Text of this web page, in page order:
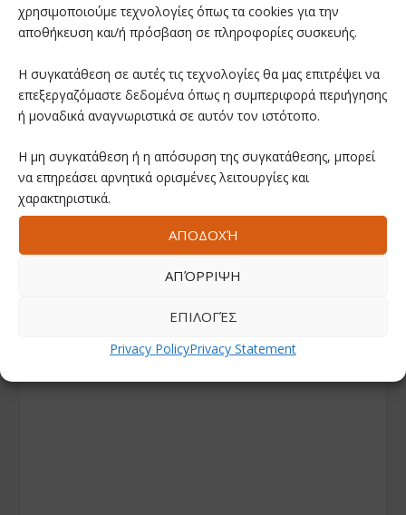
χρησιμοποιούμε τεχνολογίες όπως τα cookies για την
αποθήκευση και/ή πρόσβαση σε πληροφορίες συσκευής.
Η συγκατάθεση σε αυτές τις τεχνολογίες θα μας επιτρέψει να
επεξεργαζόμαστε δεδομένα όπως η συμπεριφορά περιήγησης
ή μοναδικά αναγνωριστικά σε αυτόν τον ιστότοπο.
Η μη συγκατάθεση ή η απόσυρση της συγκατάθεσης, μπορεί
να επηρεάσει αρνητικά ορισμένες λειτουργίες και
χαρακτηριστικά.
ΑΠΟΔΟΧΉ
ΑΠΌΡΡΙΨΗ
ΕΠΙΛΟΓΈΣ
Privacy PolicyPrivacy Statement